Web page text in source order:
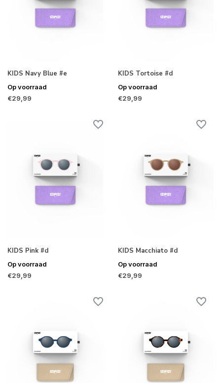
KIDS Navy Blue #e
Op voorraad
€29,99
KIDS Tortoise #d
Op voorraad
€29,99
KIDS Pink #d
Op voorraad
€29,99
KIDS Macchiato #d
Op voorraad
€29,99